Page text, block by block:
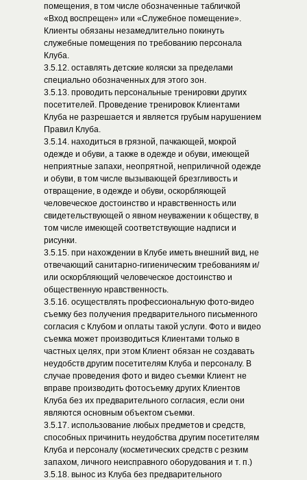
помещения, в том числе обозначенные табличкой
«Вход воспрещен» или «Служебное помещение».
Клиенты обязаны незамедлительно покинуть
служебные помещения по требованию персонала
Клуба.
3.5.12. оставлять детские коляски за пределами
специально обозначенных для этого зон.
3.5.13. проводить персональные тренировки других
посетителей. Проведение тренировок Клиентами
Клуба не разрешается и является грубым нарушением
Правил Клуба.
3.5.14. находиться в грязной, пачкающей, мокрой
одежде и обуви, а также в одежде и обуви, имеющей
неприятные запахи, неопрятной, неприличной одежде
и обуви, в том числе вызывающей брезгливость и
отвращение, в одежде и обуви, оскорбляющей
человеческое достоинство и нравственность или
свидетельствующей о явном неуважении к обществу, в
том числе имеющей соответствующие надписи и
рисунки.
3.5.15. при нахождении в Клубе иметь внешний вид, не
отвечающий санитарно-гигиеническим требованиям и/
или оскорбляющий человеческое достоинство и
общественную нравственность.
3.5.16. осуществлять профессиональную фото-видео
съемку без получения предварительного письменного
согласия с Клубом и оплаты такой услуги. Фото и видео
съемка может производиться Клиентами только в
частных целях, при этом Клиент обязан не создавать
неудобств другим посетителям Клуба и персоналу. В
случае проведения фото и видео съемки Клиент не
вправе производить фотосъемку других Клиентов
Клуба без их предварительного согласия, если они
являются основным объектом съемки.
3.5.17. использование любых предметов и средств,
способных причинить неудобства другим посетителям
Клуба и персоналу (косметических средств с резким
запахом, личного неисправного оборудования и т. п.)
3.5.18. вынос из Клуба без предварительного